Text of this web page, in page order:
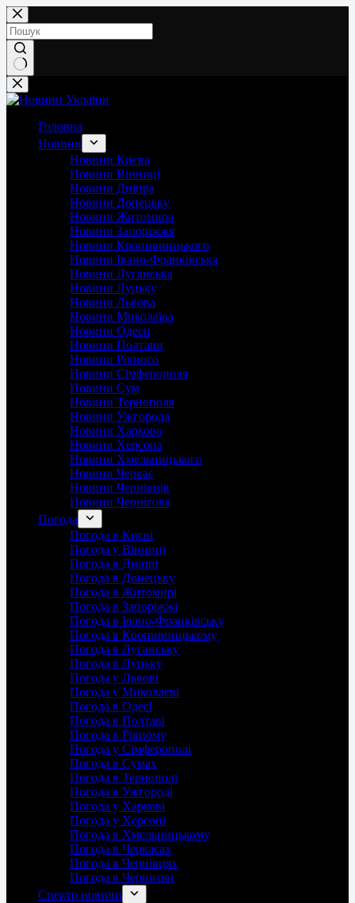
Перейти
до
вмісту
Немає
результатів
Головна
Новини
Новини Києва
Новини Вінниці
Новини Дніпра
Новини Донецьку
Новини Житомира
Новини Запоріжжя
Новини Кропивницького
Новини Івано-Франківська
Новини Луганська
Новини Луцьку
Новини Львова
Новини Миколаїва
Новини Одеси
Новини Полтави
Новини Рівного
Новини Сімферополя
Новини Сум
Новини Тернополя
Новини Ужгорода
Новини Харкова
Новини Херсона
Новини Хмельницького
Новини Черкас
Новини Чернівців
Новини Чернігова
Погода
Погода в Києві
Погода у Вінниці
Погода в Дніпрі
Погода в Донецьку
Погода в Житомирі
Погода в Запоріжжі
Погода в Івано-Франківську
Погода в Кропивницькому
Погода в Луганську
Погода в Луцьку
Погода у Львові
Погода у Миколаєві
Погода в Одесі
Погода в Полтаві
Погода в Рівному
Погода у Сімферополі
Погода в Сумах
Погода в Тернополі
Погода в Ужгороді
Погода у Харкові
Погода у Херсоні
Погода в Хмельницькому
Погода в Черкасах
Погода в Чернівцях
Погода в Чернігові
Спектр новини